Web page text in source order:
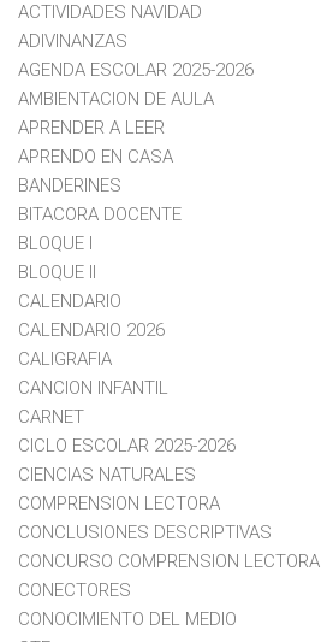
ACTIVIDADES NAVIDAD
ADIVINANZAS
AGENDA ESCOLAR 2025-2026
AMBIENTACION DE AULA
APRENDER A LEER
APRENDO EN CASA
BANDERINES
BITACORA DOCENTE
BLOQUE I
BLOQUE II
CALENDARIO
CALENDARIO 2026
CALIGRAFIA
CANCION INFANTIL
CARNET
CICLO ESCOLAR 2025-2026
CIENCIAS NATURALES
COMPRENSION LECTORA
CONCLUSIONES DESCRIPTIVAS
CONCURSO COMPRENSION LECTORA
CONECTORES
CONOCIMIENTO DEL MEDIO